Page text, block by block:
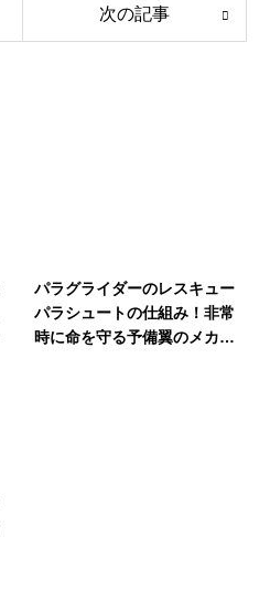
次の記事
パラグライダーのレスキュー
パラシュートの仕組み！非常
時に命を守る予備翼のメカニ